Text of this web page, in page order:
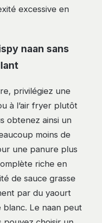
excessive en
naan sans
privilégiez une
à l’air fryer plutôt
obtenez ainsi un
moins de
une panure plus
riche en
de sauce grasse
par du yaourt
Le naan peut